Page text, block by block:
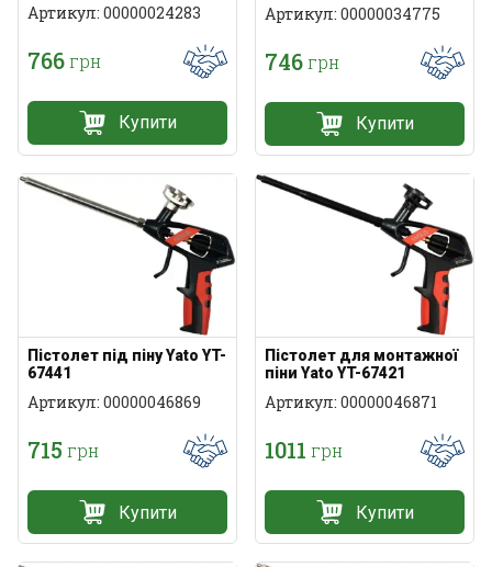
Артикул: 00000024283
766грн
Купити
Артикул: 00000034775
746грн
Купити
Пістолет під піну Yato YT-
67441
Артикул: 00000046869
715 грн
Купити
Пістолет для монтажної
піни Yato YT-67421
Артикул: 00000046871
1011 грн
Купити